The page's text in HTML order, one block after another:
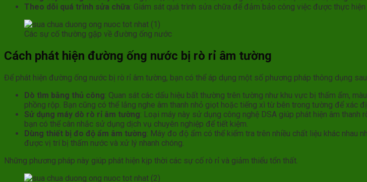
Theo dõi quá trình sửa chữa: Giám sát quá trình sửa chữa để đảm bảo công việc được thực
Các sự cố thường gặp về đường ống nước
Cách phát hiện đường ống nước bị rò rỉ âm tường
Để phát hiện đường ống nước bị rò rỉ âm tường, bạn có thể áp dụng một số phương pháp thông dụng
Dò tìm bằng thủ công: Quan sát các dấu hiệu bất thường trên tường như khu vực bị thấm ẩm,
phồng rộp. Bạn cũng có thể lắng nghe âm thanh nhỏ giọt hoặc tiếng xì từ bên trong tường để xác
Sử dụng máy dò rò rỉ âm tường: Loại máy này sử dụng công nghệ DSA giúp phát hiện âm thanh
bạn có thể cân nhắc sử dụng dịch vụ chuyên nghiệp để tiết kiệm.
Dùng thiết bị đo độ ẩm âm tường: Máy đo độ ẩm có thể kiểm tra trên nhiều chất liệu khác nhau
được vị trí bị thấm nước và xử lý nhanh chóng.
Những phương pháp này giúp phát hiện kịp thời các sự cố rò rỉ và giảm thiểu tổn thất.